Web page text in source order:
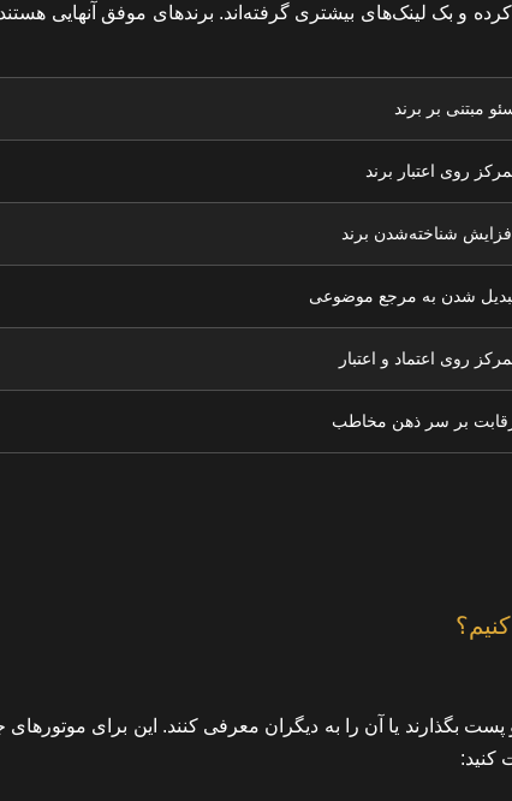
و بک لینک‌های بیشتری گرفته‌اند. برندهای موفق آنهایی
مبتنی بر برند
روی اعتبار برند
شناخته‌شدن برند
شدن به مرجع موضوعی
روی اعتماد و اعتبار
بر سر ذهن مخاطب
بگذارند یا آن را به دیگران معرفی کنند. این برای
کنید: